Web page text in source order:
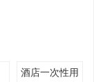
酒店一次性用